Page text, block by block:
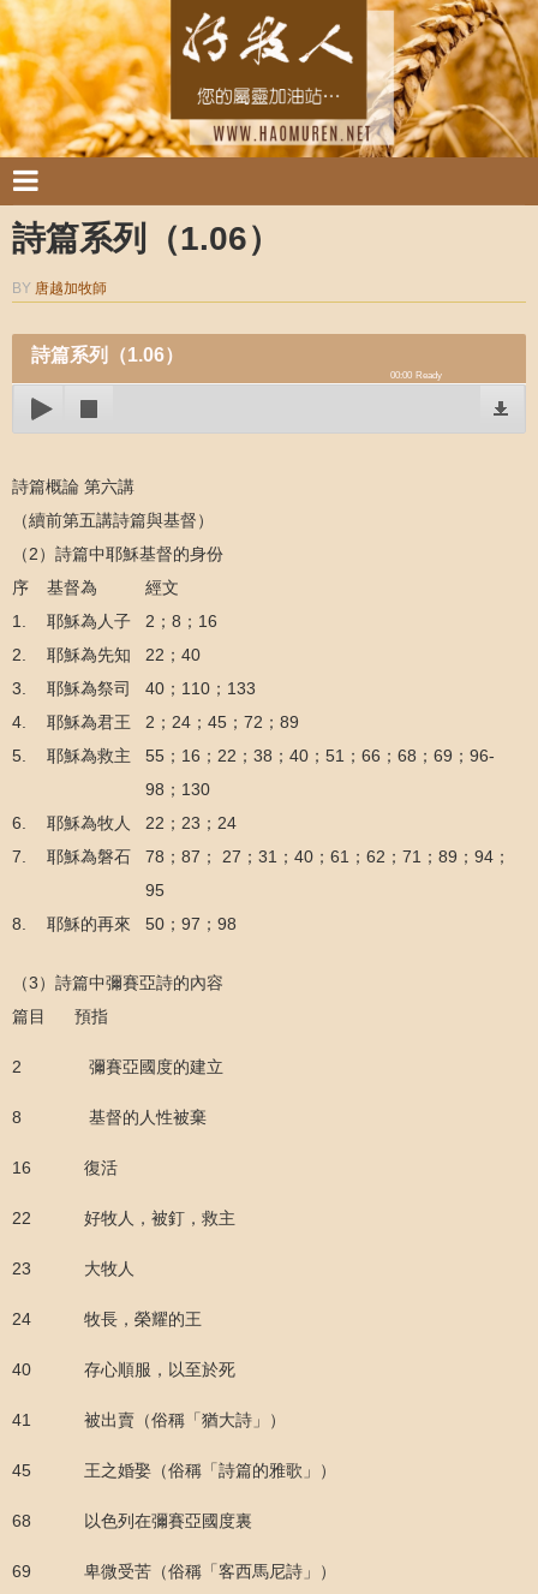
詩篇系列（1.06）
BY 唐越加牧師
詩篇系列（1.06）
00:00 Ready
詩篇概論 第六講
（續前第五講詩篇與基督）
（2）詩篇中耶穌基督的身份
序
基督為
經文
1.
耶穌為人子
2；8；16
2.
耶穌為先知
22；40
3.
耶穌為祭司
40；110；133
4.
耶穌為君王
2；24；45；72；89
5.
耶穌為救主
55；16；22；38；40；51；66；68；69；96-
98；130
6.
耶穌為牧人
22；23；24
7.
耶穌為磐石
78；87； 27；31；40；61；62；71；89；94；
95
8.
耶穌的再來 50；97；98
（3）詩篇中彌賽亞詩的內容
篇目 預指
2 彌賽亞國度的建立
8 基督的人性被棄
16 復活
22 好牧人，被釘，救主
23 大牧人
24 牧長，榮耀的王
40 存心順服，以至於死
41 被出賣（俗稱「猶大詩」）
45 王之婚娶（俗稱「詩篇的雅歌」）
68 以色列在彌賽亞國度裏
69 卑微受苦（俗稱「客西馬尼詩」）